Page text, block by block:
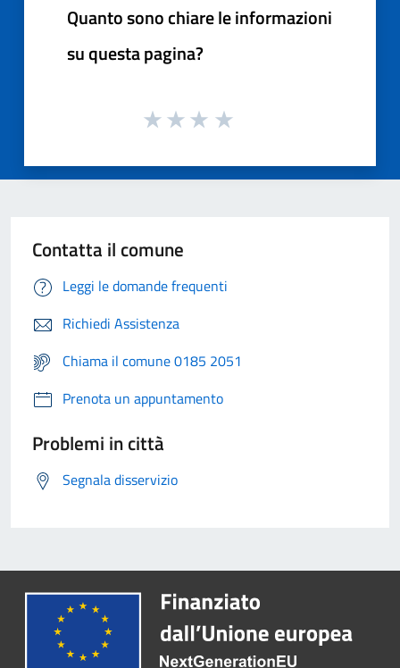
Quanto sono chiare le informazioni
su questa pagina?
Contatta il comune
Leggi le domande frequenti
Richiedi Assistenza
Chiama il comune 0185 2051
Prenota un appuntamento
Problemi in città
Segnala disservizio